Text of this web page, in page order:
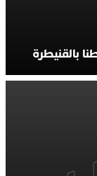
بالقنيطرة